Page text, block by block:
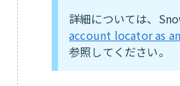
詳細については、
account locator as
参照してください。